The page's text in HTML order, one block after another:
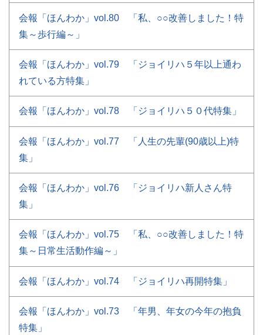
会報「ほんわか」vol.80 「私、○○改善しました！特
集～歩行編～」
会報「ほんわか」vol.79 「ジョイリハ５年以上通わ
れている方特集」
会報「ほんわか」vol.78 「ジョイリハ５０代特集」
会報「ほんわか」vol.77 「人生の先輩(90歳以上)特
集」
会報「ほんわか」vol.76 「ジョイリハ新人さん特
集」
会報「ほんわか」vol.75 「私、○○改善しました！特
集～日常生活動作編～」
会報「ほんわか」vol.74 「ジョイリハ再開特集」
会報「ほんわか」vol.73 「年男、年女の今年の抱負
特集」